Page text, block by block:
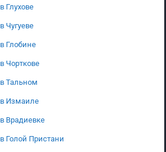
Глухове
Чугуеве
Глобине
Чорткове
Тальном
Измаиле
Врадиевке
Голой Пристани